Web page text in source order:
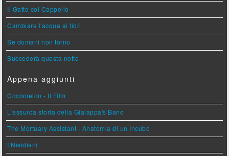
Il Gatto col Cappello
Cambiare l'acqua ai fiori
Se domani non torno
Succederà questa notte
Appena aggiunti
Cocomelon - Il Film
L'assurda storia della Gialappa's Band
The Mortuary Assistant - Anatomia di un Incubo
I Nisidiani